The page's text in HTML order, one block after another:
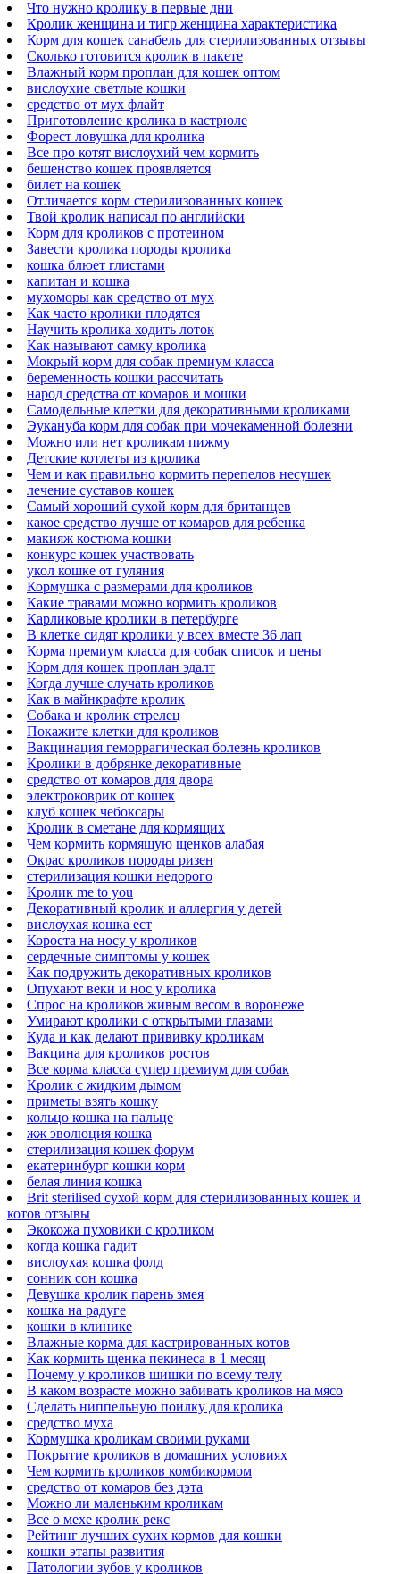
Что нужно кролику в первые дни
Кролик женщина и тигр женщина характеристика
Корм для кошек санабель для стерилизованных отзывы
Сколько готовится кролик в пакете
Влажный корм проплан для кошек оптом
вислоухие светлые кошки
средство от мух флайт
Приготовление кролика в кастрюле
Форест ловушка для кролика
Все про котят вислоухий чем кормить
бешенство кошек проявляется
билет на кошек
Отличается корм стерилизованных кошек
Твой кролик написал по английски
Корм для кроликов с протеином
Завести кролика породы кролика
кошка блюет глистами
капитан и кошка
мухоморы как средство от мух
Как часто кролики плодятся
Научить кролика ходить лоток
Как называют самку кролика
Мокрый корм для собак премиум класса
беременность кошки рассчитать
народ средства от комаров и мошки
Самодельные клетки для декоративными кроликами
Эукануба корм для собак при мочекаменной болезни
Можно или нет кроликам пижму
Детские котлеты из кролика
Чем и как правильно кормить перепелов несушек
лечение суставов кошек
Самый хороший сухой корм для британцев
какое средство лучше от комаров для ребенка
макияж костюма кошки
конкурс кошек участвовать
укол кошке от гуляния
Кормушка с размерами для кроликов
Какие травами можно кормить кроликов
Карликовые кролики в петербурге
В клетке сидят кролики у всех вместе 36 лап
Корма премиум класса для собак список и цены
Корм для кошек проплан эдалт
Когда лучше случать кроликов
Как в майнкрафте кролик
Собака и кролик стрелец
Покажите клетки для кроликов
Вакцинация геморрагическая болезнь кроликов
Кролики в добрянке декоративные
средство от комаров для двора
электроковрик от кошек
клуб кошек чебоксары
Кролик в сметане для кормящих
Чем кормить кормящую щенков алабая
Окрас кроликов породы ризен
стерилизация кошки недорого
Кролик me to you
Декоративный кролик и аллергия у детей
вислоухая кошка ест
Короста на носу у кроликов
сердечные симптомы у кошек
Как подружить декоративных кроликов
Опухают веки и нос у кролика
Спрос на кроликов живым весом в воронеже
Умирают кролики с открытыми глазами
Куда и как делают прививку кроликам
Вакцина для кроликов ростов
Все корма класса супер премиум для собак
Кролик с жидким дымом
приметы взять кошку
кольцо кошка на пальце
жж эволюция кошка
стерилизация кошек форум
екатеринбург кошки корм
белая линия кошка
Brit sterilised сухой корм для стерилизованных кошек и
котов отзывы
Экокожа пуховики с кроликом
когда кошка гадит
вислоухая кошка фолд
сонник сон кошка
Девушка кролик парень змея
кошка на радуге
кошки в клинике
Влажные корма для кастрированных котов
Как кормить щенка пекинеса в 1 месяц
Почему у кроликов шишки по всему телу
В каком возрасте можно забивать кроликов на мясо
Сделать ниппельную поилку для кролика
средство муха
Кормушка кроликам своими руками
Покрытие кроликов в домашних условиях
Чем кормить кроликов комбикормом
средство от комаров без дэта
Можно ли маленьким кроликам
Все о мехе кролик рекс
Рейтинг лучших сухих кормов для кошки
кошки этапы развития
Патологии зубов у кроликов